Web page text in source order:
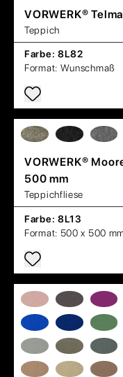
VORWERK®
Teppich
Farbe: 8L82
Format: Wunschmaß
VORWERK®
500 mm
Teppichfliese
Farbe: 8L13
Format: 500 x 500